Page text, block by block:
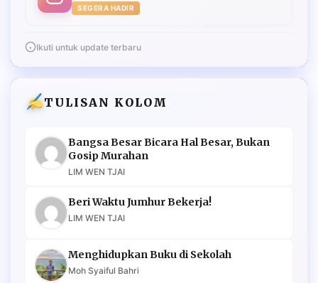
SEGERA HADIR
Ikuti untuk update terbaru
TULISAN KOLOM
Bangsa Besar Bicara Hal Besar, Bukan
Gosip Murahan
LIM WEN TJAI
Beri Waktu Jumhur Bekerja!
LIM WEN TJAI
Menghidupkan Buku di Sekolah
Moh Syaiful Bahri